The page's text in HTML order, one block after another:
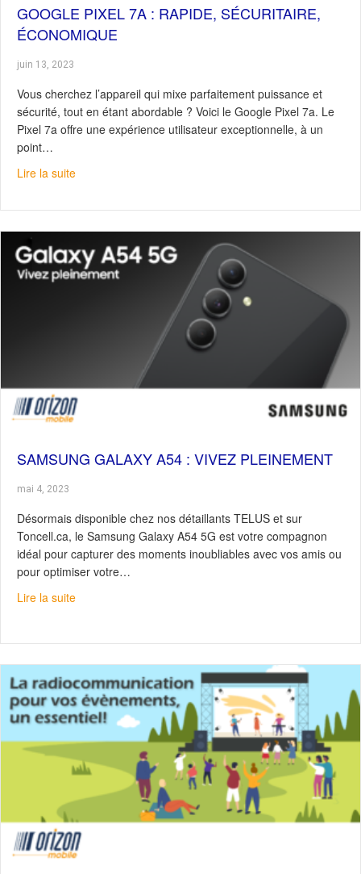
GOOGLE PIXEL 7A : RAPIDE, SÉCURITAIRE,
ÉCONOMIQUE
juin 13, 2023
Vous cherchez l’appareil qui mixe parfaitement puissance et
sécurité, tout en étant abordable ? Voici le Google Pixel 7a. Le
Pixel 7a offre une expérience utilisateur exceptionnelle, à un
point…
Lire la suiteabout Google Pixel 7a : Rapide, sécuritaire,
SAMSUNG GALAXY A54 : VIVEZ PLEINEMENT
mai 4, 2023
Désormais disponible chez nos détaillants TELUS et sur
Toncell.ca, le Samsung Galaxy A54 5G est votre compagnon
idéal pour capturer des moments inoubliables avec vos amis ou
pour optimiser votre…
Lire la suiteabout Samsung Galaxy A54 : Vivez pleinement